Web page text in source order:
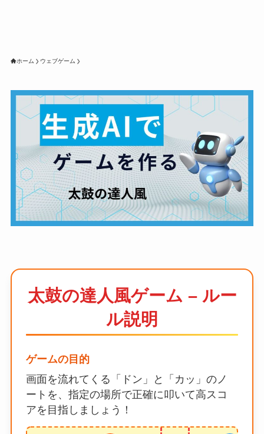
ホーム ウェブゲーム
太鼓の達人風ゲーム – ルー
ル説明
ゲームの目的
画面を流れてくる「ドン」と「カッ」のノ
ートを、指定の場所で正確に叩いて高スコ
アを目指しましょう！